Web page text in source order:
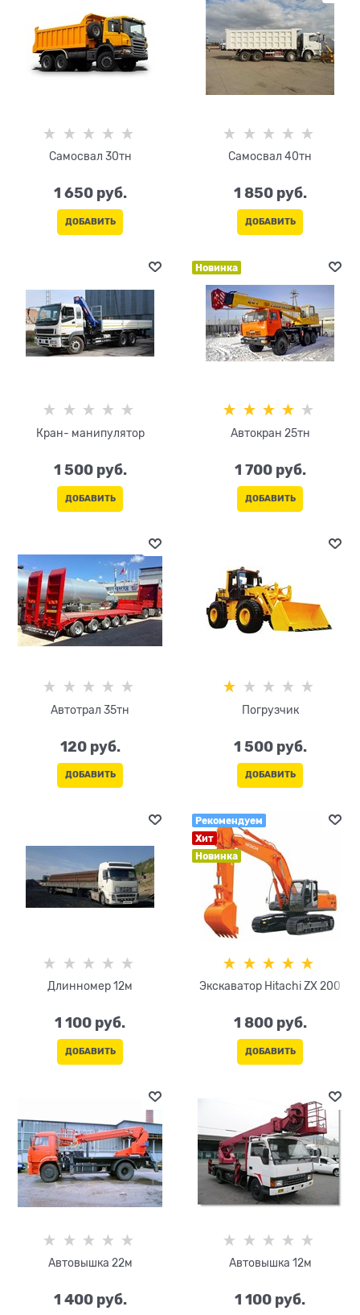
Самосвал 30тн
1 650 руб.
ДОБАВИТЬ
Самосвал 40тн
1 850 руб.
ДОБАВИТЬ
Кран- манипулятор
1 500 руб.
ДОБАВИТЬ
Новинка
Автокран 25тн
1 700 руб.
ДОБАВИТЬ
Автотрал 35тн
120 руб.
ДОБАВИТЬ
Погрузчик
1 500 руб.
ДОБАВИТЬ
Длинномер 12м
1 100 руб.
ДОБАВИТЬ
Рекомендуем
Хит
Новинка
Экскаватор Hitachi ZX 200
1 800 руб.
ДОБАВИТЬ
Автовышка 22м
1 400 руб.
Автовышка 12м
1 100 руб.